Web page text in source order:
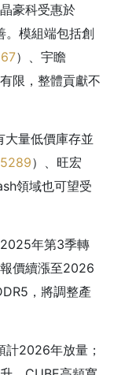
豪科受惠於
。模組端包括創
）、宇瞻
限，整體貢獻不
大量低價庫存並
5289）、旺宏
領域也可望受
年第3季轉
價續漲至2026
，將調整產
計2026年放量；